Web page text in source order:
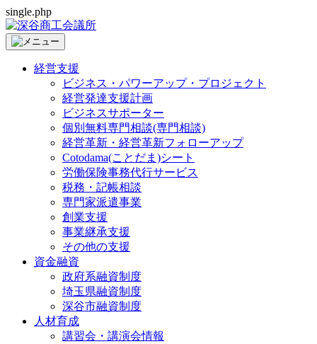
single.php
経営支援
ビジネス・パワーアップ・プロジェクト
経営発達支援計画
ビジネスサポーター
個別無料専門相談(専門相談)
経営革新・経営革新フォローアップ
Cotodama(ことだま)シート
労働保険事務代行サービス
税務・記帳相談
専門家派遣事業
創業支援
事業継承支援
その他の支援
資金融資
政府系融資制度
埼玉県融資制度
深谷市融資制度
人材育成
講習会・講演会情報